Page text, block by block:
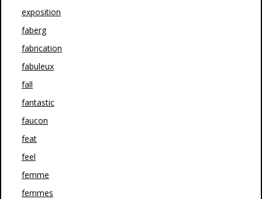
exposition
faberg
fabrication
fabuleux
fall
fantastic
faucon
feat
feel
femme
femmes